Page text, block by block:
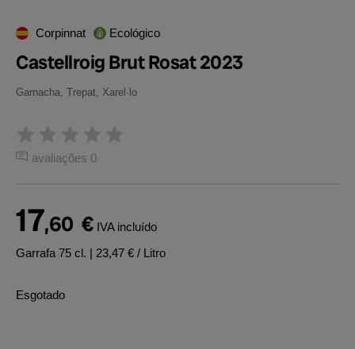
Corpinnat Ecológico
Castellroig Brut Rosat 2023
Garnacha, Trepat, Xarel·lo
avaliações 0
17,60 € IVA incluído
Garrafa 75 cl. | 23,47 € / Litro
Esgotado